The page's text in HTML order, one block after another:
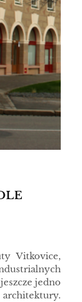
Vitkovice,
jedno